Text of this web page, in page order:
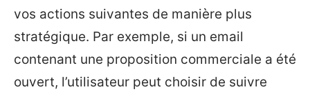
vos actions suivantes de manière plus
stratégique. Par exemple, si un email
contenant une proposition commerciale a été
ouvert, l’utilisateur peut choisir de suivre